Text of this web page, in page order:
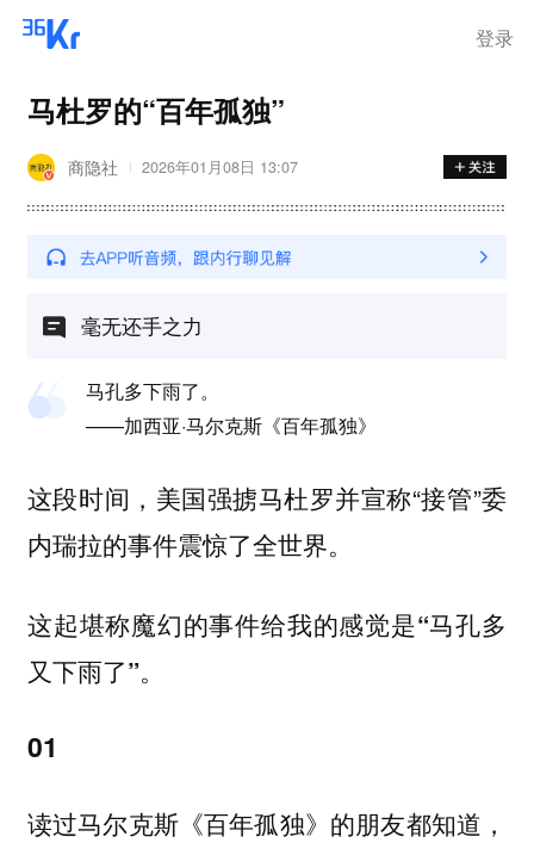
登录
马杜罗的“百年孤独”
商隐社 2026年01月08日 13:07
毫无还手之力
马孔多下雨了。
——加西亚·马尔克斯《百年孤独》
这段时间，美国强掳马杜罗并宣称“接管”委
内瑞拉的事件震惊了全世界。
这起堪称魔幻的事件给我的感觉是“马孔多
又下雨了”。
01
读过马尔克斯《百年孤独》的朋友都知道，